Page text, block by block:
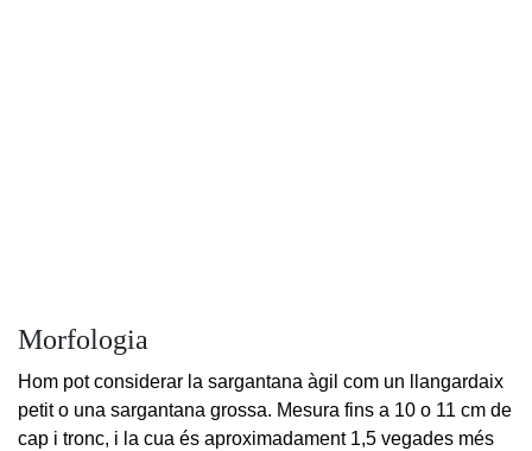
Morfologia
Hom pot considerar la sargantana àgil com un llangardaix
petit o una sargantana grossa. Mesura fins a 10 o 11 cm de
cap i tronc, i la cua és aproximadament 1,5 vegades més